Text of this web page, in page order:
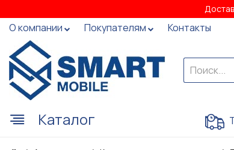
О компании Покупателям Контакты
Каталог